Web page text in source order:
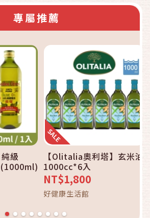
專屬推薦
級
【Olitalia奧利塔】玄米油
1000cc*6入
NT$1,800
好健康生活館